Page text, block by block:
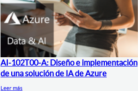
AI-102T00-A: Diseño e implementación
de una solución de IA de Azure
Leer más